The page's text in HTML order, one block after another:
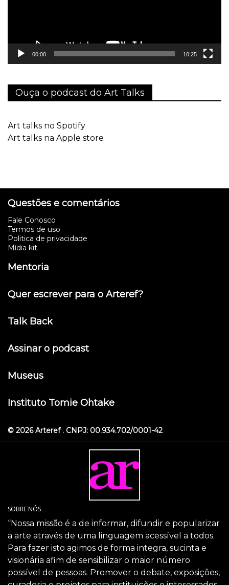
00:00 10:25
Ouça o podcast do Art Talks
Art talks no Spotify
Art talks na Apple store
Questões e comentários
Fale Conosco
Termos de uso
Politica de privacidade
Mídia kit
Mentoria
Quer escrever para o Arteref?
Talk Back
Assinar o podcast
Museus
Instituto Tomie Ohtake
© 2026 Arteref . CNPJ: 00.934.702/0001-42
SOBRE NÓS
“Nossa missão é a de informar, difundir e popularizar
a arte através de uma linguagem acessível a todos.
Para fazer isto agimos de forma integra, sucinta e
visionária afim de sensibilizar o maior número
possível de pessoas. Promover o debate, exposições,